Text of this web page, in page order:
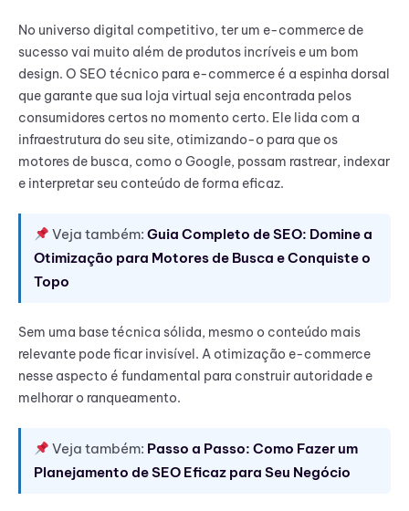
No universo digital competitivo, ter um e-commerce de
sucesso vai muito além de produtos incríveis e um bom
design. O SEO técnico para e-commerce é a espinha dorsal
que garante que sua loja virtual seja encontrada pelos
consumidores certos no momento certo. Ele lida com a
infraestrutura do seu site, otimizando-o para que os
motores de busca, como o Google, possam rastrear, indexar
e interpretar seu conteúdo de forma eficaz.
Veja também:Guia Completo de SEO: Domine a
Otimização para Motores de Busca e Conquiste o
Topo
Sem uma base técnica sólida, mesmo o conteúdo mais
relevante pode ficar invisível. A otimização e-commerce
nesse aspecto é fundamental para construir autoridade e
melhorar o ranqueamento.
Veja também: Passo a Passo: Como Fazer um
Planejamento de SEO Eficaz para Seu Negócio